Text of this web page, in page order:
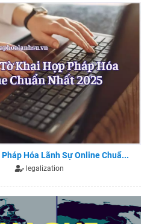
Hóa Lãnh Sự Online Chuẩ...
legalization